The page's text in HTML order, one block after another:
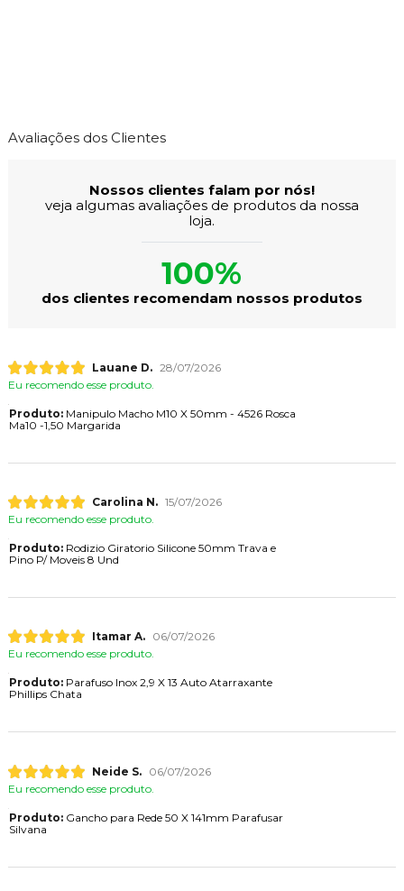
Avaliações dos Clientes
Nossos clientes falam por nós!
veja algumas avaliações de produtos da nossa
loja.
100%
dos clientes recomendam nossos produtos
Lauane D. 28/07/2026
Eu recomendo esse produto.
Produto:Manipulo Macho M10 X 50mm - 4526 Rosca
Ma10 -1,50 Margarida
Carolina N. 15/07/2026
Eu recomendo esse produto.
Produto:Rodizio Giratorio Silicone 50mm Trava e
Pino P/ Moveis 8 Und
Itamar A.
06/07/2026
Eu recomendo esse produto.
Produto:Parafuso Inox 2,9 X 13 Auto Atarraxante
Phillips Chata
Neide S.
06/07/2026
Eu recomendo esse produto.
Produto:Gancho para Rede 50 X 141mm Parafusar
Silvana